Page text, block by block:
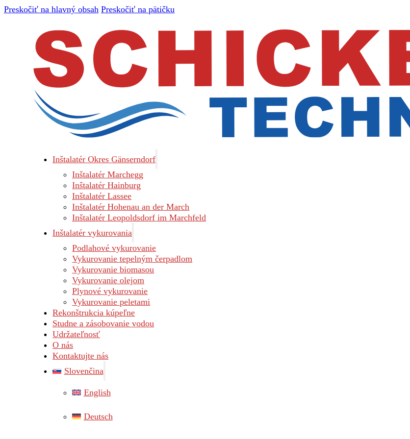
Preskočiť na hlavný obsah Preskočiť na pätičku
Inštalatér Okres Gänserndorf
Inštalatér Marchegg
Inštalatér Hainburg
Inštalatér Lassee
Inštalatér Hohenau an der March
Inštalatér Leopoldsdorf im Marchfeld
Inštalatér vykurovania
Podlahové vykurovanie
Vykurovanie tepelným čerpadlom
Vykurovanie biomasou
Vykurovanie olejom
Plynové vykurovanie
Vykurovanie peletami
Rekonštrukcia kúpeľne
Studne a zásobovanie vodou
Udržateľnosť
O nás
Kontaktujte nás
Slovenčina
English
Deutsch